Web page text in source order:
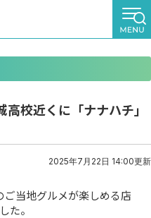
校近くに「ナナハチ」
2025年7月22日 14:00更新
当地グルメが楽しめる店
た。